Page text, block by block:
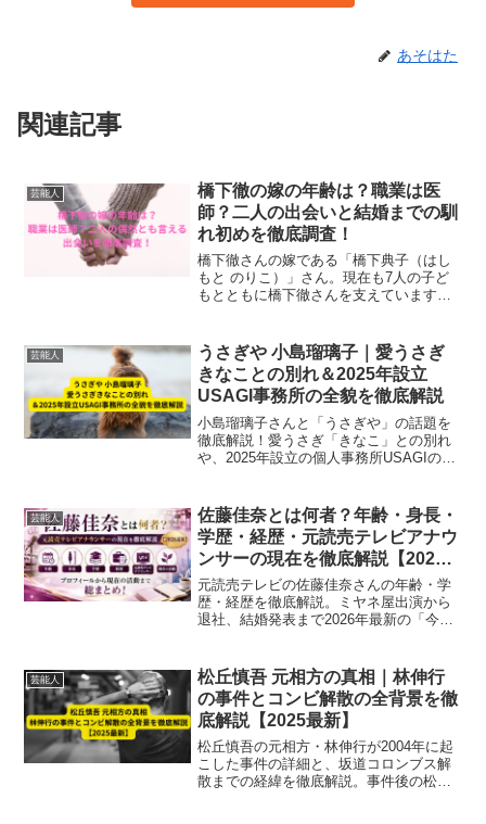
あそはた
関連記事
芸能人
橋下徹の嫁の年齢は？職業は医
師？二人の出会いと結婚までの馴
れ初めを徹底調査！
橋下徹さんの嫁である「橋下典子（はし
もと のりこ）」さん。現在も7人の子ど
もとともに橋下徹さんを支えています
調査しました。
芸能人
うさぎや 小島瑠璃子｜愛うさぎ
きなことの別れ＆2025年設立
USAGI事務所の全貌を徹底解説
小島瑠璃子さんと「うさぎや」の話題を
徹底解説！愛うさぎ「きなこ」との別れ
や、2025年設立の個人事務所USAGIの全
事。
芸能人
佐藤佳奈とは何者？年齢・身長・
学歴・経歴・元読売テレビアナウ
ンサーの現在を徹底解説【2026
最新】
元読売テレビの佐藤佳奈さんの年齢・学
歴・経歴を徹底解説。ミヤネ屋出演から
退社、結婚発表まで2026年最新の「今」
芸能人
松丘慎吾 元相方の真相｜林伸行
の事件とコンビ解散の全背景を徹
底解説【2025最新】
松丘慎吾の元相方・林伸行が2004年に起
こした事件の詳細と、坂道コロンブス解
散までの経緯を徹底解説。事件後の松丘